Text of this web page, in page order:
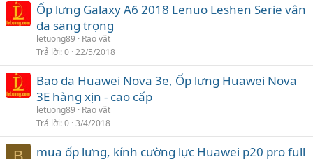
Ốp lưng Galaxy A6 2018 Lenuo Leshen Serie vân
da sang trọng
letuong89
Rao vặt
Trả lời 0 22/5/2018
Bao da Huawei Nova 3e, Ốp lưng Huawei Nova
3E hàng xịn - cao cấp
letuong89
Rao vặt
Trả lời 0 3/4/2018
B mua ốp lưng, kính cường lực Huawei p20 pro full